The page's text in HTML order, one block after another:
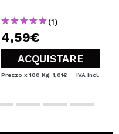
(1)
4,59€
ACQUISTARE
Prezzo x 100 Kg: 1,01€ IVA Incl.